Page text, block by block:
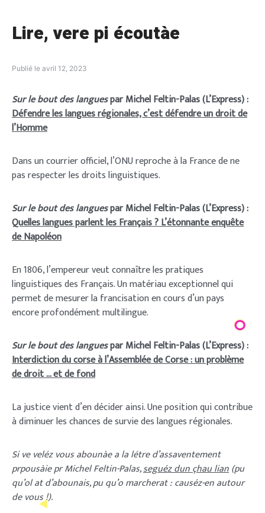
Lire, vere pi écoutàe
Publié le avril 12, 2023
Sur le bout des languespar Michel Feltin-Palas (L’Express) :
Défendre les langues régionales, c’est défendre un droit de
l’Homme
Dans un courrier officiel, l’ONU reproche à la France de ne
pas respecter les droits linguistiques.
Sur le bout des languespar Michel Feltin-Palas (L’Express) :
Quelles langues parlent les Français ? L’étonnante enquête
de Napoléon
En 1806, l’empereur veut connaître les pratiques
linguistiques des Français. Un matériau exceptionnel qui
permet de mesurer la francisation en cours d’un pays
encore profondément multilingue.
Sur le bout des languespar Michel Feltin-Palas (L’Express) :
Interdiction du corse à l’Assemblée de Corse : un problème
de droit … et de fond
La justice vient d’en décider ainsi. Une position qui contribue
à diminuer les chances de survie des langues régionales.
Si ve veléz vous abounàe a la létre d’assaventement
prpousàie pr Michel Feltin-Palas,seguéz dun çhau lian(pu
qu’ol at d’abounais, pu qu’o marcherat : causéz-en autour
de vous !).